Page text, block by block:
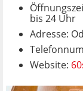
bis 24 Uhr
Adresse:
Website: